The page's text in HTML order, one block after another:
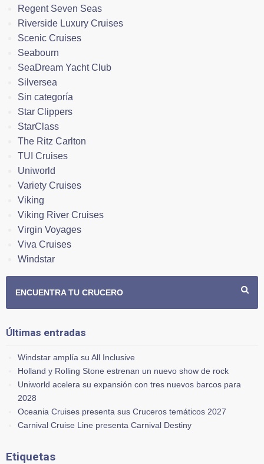
Regent Seven Seas
Riverside Luxury Cruises
Scenic Cruises
Seabourn
SeaDream Yacht Club
Silversea
Sin categoría
Star Clippers
StarClass
The Ritz Carlton
TUI Cruises
Uniworld
Variety Cruises
Viking
Viking River Cruises
Virgin Voyages
Viva Cruises
Windstar
ENCUENTRA TU CRUCERO
Últimas entradas
Windstar amplía su All Inclusive
Holland y Rolling Stone estrenan un nuevo show de rock
Uniworld acelera su expansión con tres nuevos barcos para
2028
Oceania Cruises presenta sus Cruceros temáticos 2027
Carnival Cruise Line presenta Carnival Destiny
Etiquetas